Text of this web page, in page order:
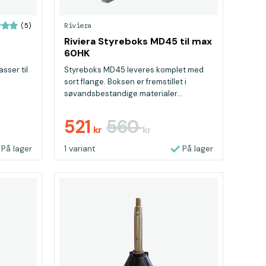
(5)
til
På lager
Riviera
Riviera Styreboks MD45 til max
60HK
Styreboks MD45 leveres komplet med
sort flange. Boksen er fremstillet i
søvandsbestandige materialer...
521 kr 560kr
1 variant På lager